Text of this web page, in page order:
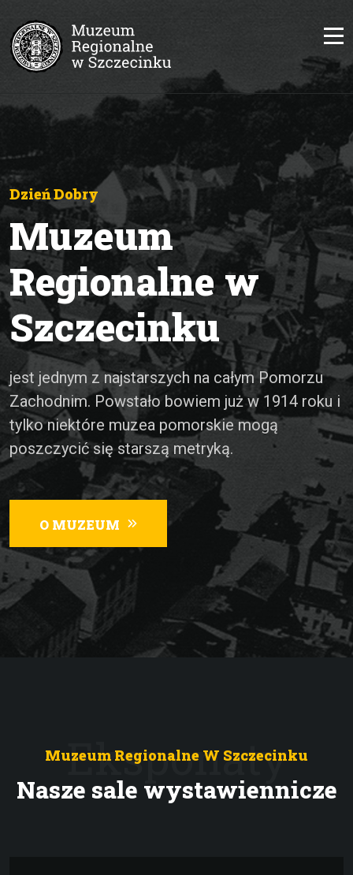
Dzień Dobry
Muzeum
Regionalne w
Szczecinku
jest jednym z najstarszych na całym Pomorzu
Zachodnim. Powstało bowiem już w 1914 roku i
tylko niektóre muzea pomorskie mogą
poszczycić się starszą metryką.
O MUZEUM
Eksponaty
Muzeum Regionalne W Szczecinku
Nasze sale wystawiennicze